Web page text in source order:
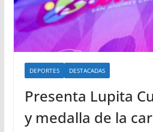
DEPORTES DESTACADAS
Presenta Lupita
y medalla de la